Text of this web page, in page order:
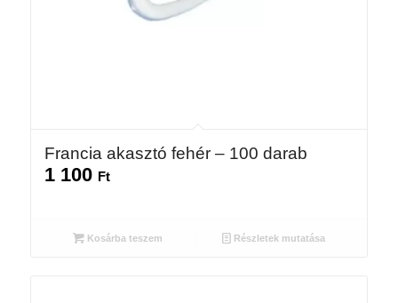
Francia akasztó fehér – 100 darab
1 100 Ft
Kosárba teszem Részletek mutatása